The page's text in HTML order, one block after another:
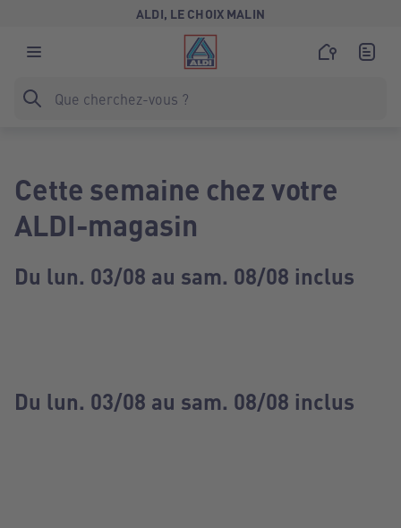
ALDI, LE CHOIX MALIN
Cette semaine chez votre
ALDI-magasin
Du lun. 03/08 au sam. 08/08 inclus
Du lun. 03/08 au sam. 08/08 inclus